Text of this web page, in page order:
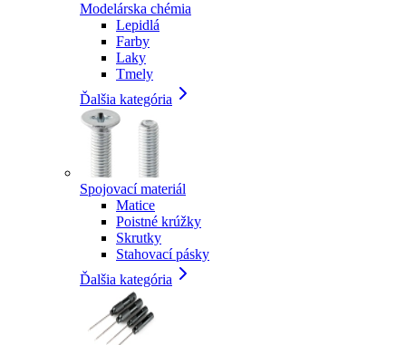
Modelárska chémia
Lepidlá
Farby
Laky
Tmely
Ďalšia kategória
Spojovací materiál
Matice
Poistné krúžky
Skrutky
Stahovací pásky
Ďalšia kategória